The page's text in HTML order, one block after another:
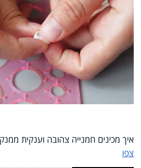
איך מכינים חמנייה צהובה וענקית
צפו